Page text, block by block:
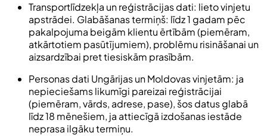
Transportlīdzekļa un reģistrācijas dati: lieto vinjetu
apstrādei. Glabāšanas termiņš: līdz 1 gadam pēc
pakalpojuma beigām klientu ērtībām (piemēram,
atkārtotiem pasūtījumiem), problēmu risināšanai un
aizsardzībai pret tiesiskām prasībām.
Personas dati Ungārijas un Moldovas vinjetām: ja
nepieciešams likumīgi pareizai reģistrācijai
(piemēram, vārds, adrese, pase), šos datus glabā
līdz 18 mēnešiem, ja attiecīgā izdošanas iestāde
neprasa ilgāku termiņu.